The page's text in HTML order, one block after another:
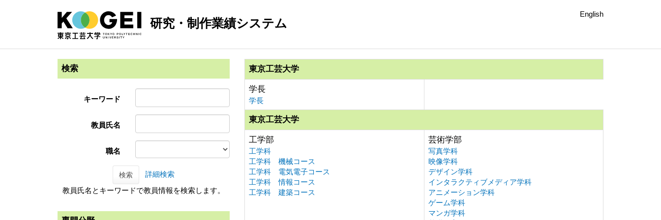
研究・制作業績システム
English
検索
キーワード
教員氏名
職名
検索
詳細検索
教員氏名とキーワードで教員情報を検索します。
東京工芸大学
学長
学長
東京工芸大学
工学部
工学科
工学科 機械コース
工学科 電気電子コース
工学科 情報コース
工学科 建築コース
芸術学部
写真学科
映像学科
デザイン学科
インタラクティブメディア学科
アニメーション学科
ゲーム学科
マンガ学科